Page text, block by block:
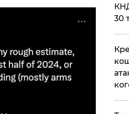
30